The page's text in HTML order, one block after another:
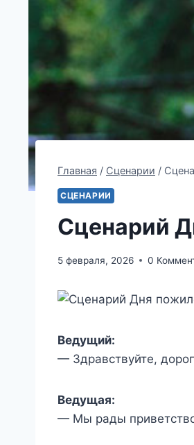
Главная / Сценарии /
СЦЕНАРИИ
Сценарий
5 февраля, 2026 0
Ведущий:
— Здравствуйте,
Ведущая:
— Мы рады